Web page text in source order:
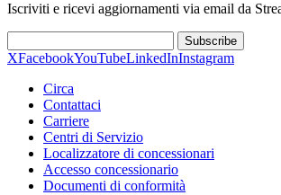
Iscriviti e ricevi aggiornamenti via email da
Subscribe
XFacebookYouTubeLinkedInInstagram
Circa
Contattaci
Carriere
Centri di Servizio
Localizzatore di concessionari
Accesso concessionario
Documenti di conformità